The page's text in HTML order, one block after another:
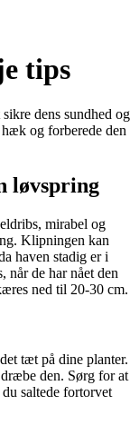
tips
dens sundhed og
og forberede den
løvspring
mirabel og
Klipningen kan
haven stadig er i
de har nået den
ned til 20-30 cm.
tæt på dine planter.
den. Sørg for at
saltede fortorvet